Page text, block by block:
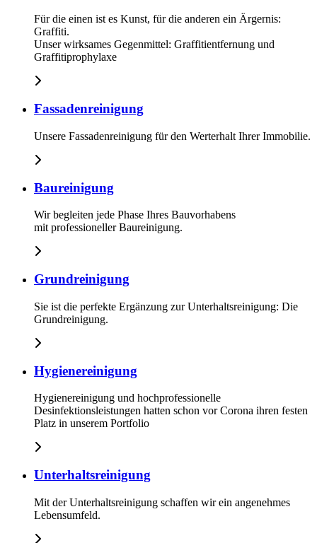
Für die einen ist es Kunst, für die anderen ein Ärgernis:
Graffiti.
Unser wirksames Gegenmittel: Graffitientfernung und
Graffitiprophylaxe
Fassadenreinigung
Unsere Fassadenreinigung für den Werterhalt Ihrer Immobilie.
Baureinigung
Wir begleiten jede Phase Ihres Bauvorhabens
mit professioneller Baureinigung.
Grundreinigung
Sie ist die perfekte Ergänzung zur Unterhaltsreinigung: Die
Grundreinigung.
Hygienereinigung
Hygienereinigung und hochprofessionelle
Desinfektionsleistungen hatten schon vor Corona ihren festen
Platz in unserem Portfolio
Unterhaltsreinigung
Mit der Unterhaltsreinigung schaffen wir ein angenehmes
Lebensumfeld.